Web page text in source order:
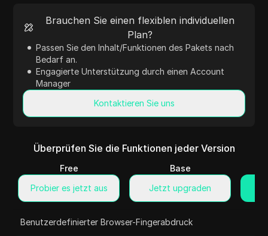
Brauchen Sie einen flexiblen individuellen
Plan?
Passen Sie den Inhalt/Funktionen des Pakets nach
Bedarf an.
Engagierte Unterstützung durch einen Account
Manager
Kontaktieren Sie uns
Überprüfen Sie die Funktionen jeder Version
Free
Probier es jetzt aus
Base
Jetzt upgraden
Benutzerdefinierter Browser-Fingerabdruck